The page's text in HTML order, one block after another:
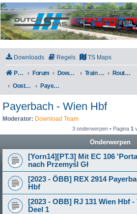
DutchSims
Downloads Regels TS Maps
Portal Forum Downloads Train Simulator Classic
Routes en Scenarios
Oostenrijk
Payerbach - Wien Hbf
Payerbach - Wien Hbf
Moderator: Download Team
3 onderwerpen • Pagina 1
Onderwerpen
[Yorn14][PT.3] Mit EC 106
nach Przemyśl Gł
[2023 - ÖBB] REX 2914
Hbf
[2023 - OBB] RJ 131 Wien Hbf
Deel 1